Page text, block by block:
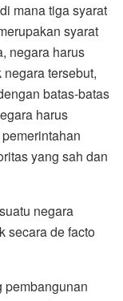
mana tiga syarat
syarat
negara harus
tersebut,
batas-batas
harus
yang sah dan
negara
secara de facto
pembangunan